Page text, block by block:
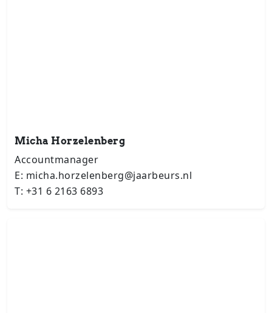
Micha Horzelenberg
Accountmanager
E: micha.horzelenberg@jaarbeurs.nl
T: +31 6 2163 6893